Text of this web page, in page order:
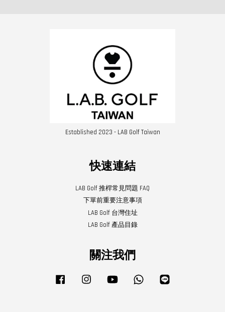
Established 2023 - LAB Golf Taiwan
快速連結
LAB Golf 推桿常見問題 FAQ
下單前重要注意事項
LAB Golf 台灣住址
LAB Golf 產品目錄
關注我們
Facebook Instagram YouTube Whatsapp